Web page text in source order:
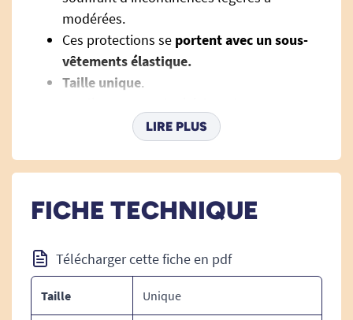
modérées.
Ces protections se portent avec un sous-
vêtements élastique.
Taille unique.
avec la zone d'absorption.
Système SAP 3+ System convertit l'urine en
odeurs.
tenue.
Emballage individuel: plus pratique et
discret.
LIRE PLUS
FICHE TECHNIQUE
Télécharger cette fiche en pdf
Taille Unique